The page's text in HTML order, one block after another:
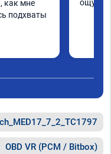
как мне
подхваты
OBD VR (PCM / Bitbox)